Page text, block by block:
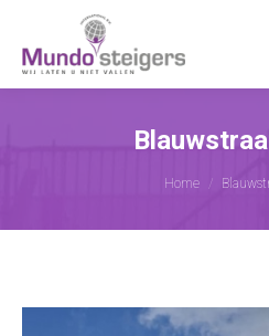
Je bent hier:
Home